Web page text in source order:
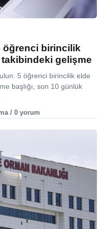
öğrenci birincilik
gelişme
5 öğrenci birincilik elde
başlığı, son 10 günlük
/ 0 yorum